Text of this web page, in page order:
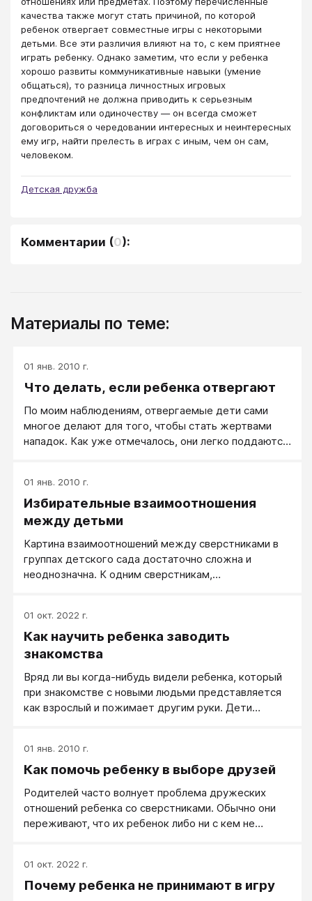
качества также могут стать причиной, по которой
ребенок отвергает совместные игры с некоторыми
детьми. Все эти различия влияют на то, с кем приятнее
играть ребенку. Однако заметим, что если у ребенка
хорошо развиты коммуникативные навыки (умение
общаться), то разница личностных игровых
предпочтений не должна приводить к серьезным
конфликтам или одиночеству ― он всегда сможет
договориться о чередовании интересных и неинтересных
ему игр, найти прелесть в играх с иным, чем он сам,
человеком.
Детская дружба
Комментарии (0):
Материалы по теме:
01 янв. 2010 г.
Что делать, если ребенка отвергают
По моим наблюдениям, отвергаемые дети сами
многое делают для того, чтобы стать жертвами
нападок. Как уже отмечалось, они легко поддаются
01 янв. 2010 г.
Избирательные взаимоотношения
между детьми
Картина взаимоотношений между сверстниками в
группах детского сада достаточно сложна и
неоднозначна. К одним сверстникам,
несмотря на наличие у них таких же качеств.
01 окт. 2022 г.
Как научить ребенка заводить
знакомства
Вряд ли вы когда-нибудь видели ребенка, который
при знакомстве с новыми людьми представляется
как взрослый и пожимает другим руки. Дети
поэтому предпочитают играть одни. Другие
предпринимают попытки вступить в игру, но делают
раздражать остальных детей. В этой статье вы
найдете рекомендации, как помочь ребенку
научиться знакомиться.
01 янв. 2010 г.
Как помочь ребенку в выборе друзей
Родителей часто волнует проблема дружеских
отношений ребенка со сверстниками. Обычно они
переживают, что их ребенок либо ни с кем не
застенчивых детей. Действительно, застенчивые и
робкие дети чаще, чем агрессивные, страдают от
01 окт. 2022 г.
Почему ребенка не принимают в игру